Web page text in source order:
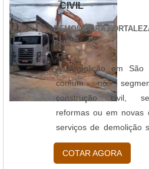
Demolidora o cliente
assertividade com
em todo o
nacional.DIFERENCIAIS
DEMOLIDORA DE
Activa Demolidora
energia em criar uma
com escritório de alta
onde são
atividades e sala de
CIVIL
DEMOLIDORA
PAULO - SP
A demolição em São
comum no
construção civil,
reformas ou em novas
serviços de demolição
necessários quando
eliminar ou
COTAR AGORA